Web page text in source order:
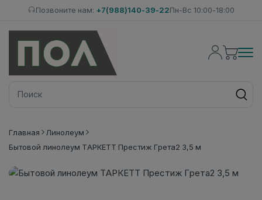
Позвоните нам: +7(988)140-39-22Пн-Вс 10:00-18:00
Главная
Линолеум
Бытовой линолеум ТАРКЕТТ Престиж Грета2 3,5 м